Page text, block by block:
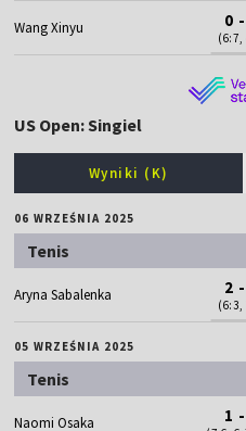
Wang Xinyu 0
(6:7,
US Open: Singiel
Wyniki (K)
06 WRZEŚNIA 2025
Tenis
Aryna Sabalenka 2
(6:3,
05 WRZEŚNIA 2025
Tenis
Naomi Osaka 1